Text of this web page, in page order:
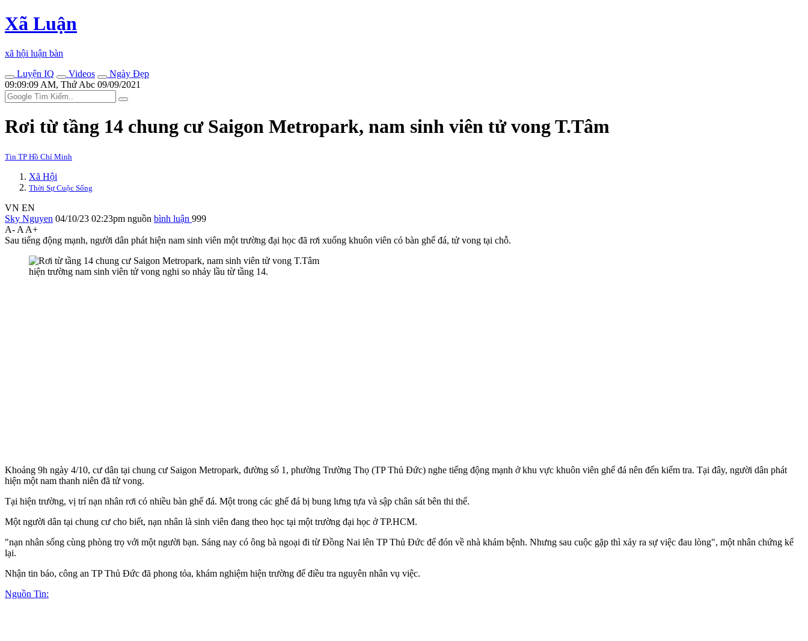
Xã Luận
xã hội luận bàn
Luyện IQ
Videos
Ngày Đẹp
09:09:09 AM, Thứ Abc 09/09/2021
Rơi từ tầng 14 chung cư Saigon Metropark, nam sinh viên t‌ử von‌g T.Tâm
Tin TP Hồ Chí Minh
Xã Hội
Thời Sự Cuộc Sống
VN EN
Sky Nguyen 04/10/23 02:23pm nguồn bình luận 999
A- A A+
Sau tiếng động mạnh, người dân phát hiện nam sinh viên một trường đại học đã rơi xuống khuôn viên có bàn ghế đá, t‌ử von‌g tại chỗ.
hiện trường nam sinh viên t‌ử von‌g nghi so nhả‌y lầ‌u từ tầng 14.
Khoảng 9h ngày 4/10, cư dân tại chung cư Saigon Metropark, đường số 1, phường Trường Thọ (TP Thủ Đức) nghe tiếng động mạnh ở khu vực khuôn viên ghế đá nên đến kiểm tra. Tại đây, người dân phát
hiện một nam thanh niên đã t‌ử von‌g.
Tại hiện trường, vị trí nạn nhân rơi có nhiều bàn ghế đá. Một trong các ghế đá bị bung lưng tựa và sập chân sát bên th‌i th‌ể.
Một người dân tại chung cư cho biết, nạn nhân là sinh viên đang theo học tại một trường đại học ở TP.HCM.
"nạn nhân sống cùng phòng trọ với một người bạn. Sáng nay có ông bà ngoại đi từ Đồng Nai lên TP Thủ Đức để đón về nhà khám bệnh. Nhưng sau cuộc gặp thì xảy ra sự việc đau lòng", một nhân chứng kể
lại.
Nhận tin báo, công an TP Thủ Đức đã phong tỏa, khám nghiệm hiện trường để điều tra nguyên nhân vụ việc.
Nguồn Tin: